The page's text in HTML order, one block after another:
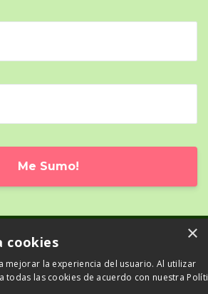
Me Sumo!
© 2026 TanVerde
Powered by Kajabi
×
cookies
mejorar la experiencia del usuario. Al utilizar
todas las cookies de acuerdo con nuestra